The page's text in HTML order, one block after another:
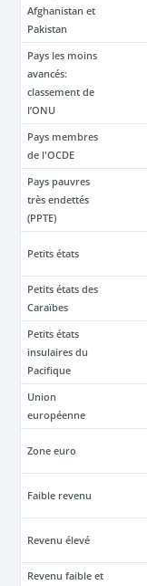
Afghanistan et
Pakistan
Pays les moins
avancés:
classement de
l’ONU
Pays membres
de l'OCDE
Pays pauvres
très endettés
(PPTE)
Petits états
Petits états des
Caraïbes
Petits états
insulaires du
Pacifique
Union
européenne
Zone euro
Faible revenu
Revenu élevé
Revenu faible et